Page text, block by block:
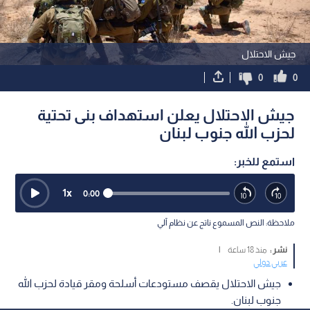
جيش الاحتلال
0
0
جيش الاحتلال يعلن استهداف بنى تحتية
لحزب الله جنوب لبنان
استمع للخبر:
0:00
1x
ملاحظة: النص المسموع ناتج عن نظام آلي
نشر : منذ 18 ساعة
عربي دولي
جيش الاحتلال يقصف مستودعات أسلحة ومقر قيادة لحزب الله
جنوب لبنان.